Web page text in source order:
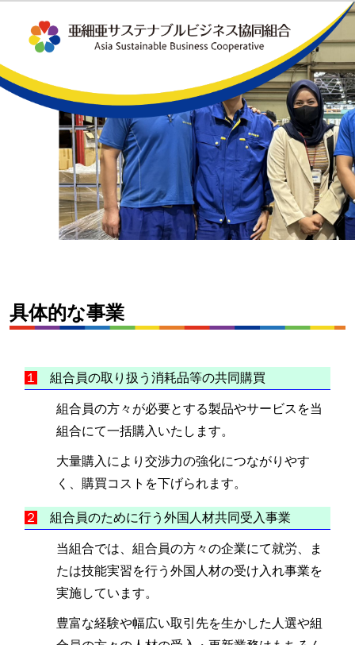
具体的な事業
１ 組合員の取り扱う消耗品等の共同購買
組合員の方々が必要とする製品やサービスを当
組合にて一括購入いたします。
大量購入により交渉力の強化につながりやす
く、購買コストを下げられます。
２ 組合員のために行う外国人材共同受入事業
当組合では、組合員の方々の企業にて就労、ま
たは技能実習を行う外国人材の受け入れ事業を
実施しています。
豊富な経験や幅広い取引先を生かした人選や組